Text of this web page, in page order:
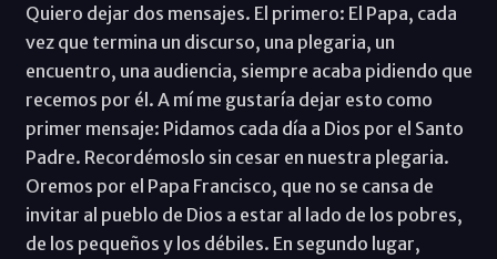
Quiero dejar dos mensajes. El primero: El Papa, cada
vez que termina un discurso, una plegaria, un
encuentro, una audiencia, siempre acaba pidiendo que
recemos por él. A mí me gustaría dejar esto como
primer mensaje: Pidamos cada día a Dios por el Santo
Padre. Recordémoslo sin cesar en nuestra plegaria.
Oremos por el Papa Francisco, que no se cansa de
invitar al pueblo de Dios a estar al lado de los pobres,
de los pequeños y los débiles. En segundo lugar,